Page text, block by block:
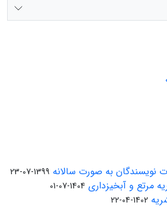
نویسندگان به صورت سالانه 1399-07-23
مرتع و آبخیزداری 1404-07-01
1402-04-22